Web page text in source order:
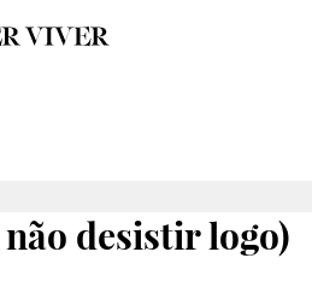
desistir logo)